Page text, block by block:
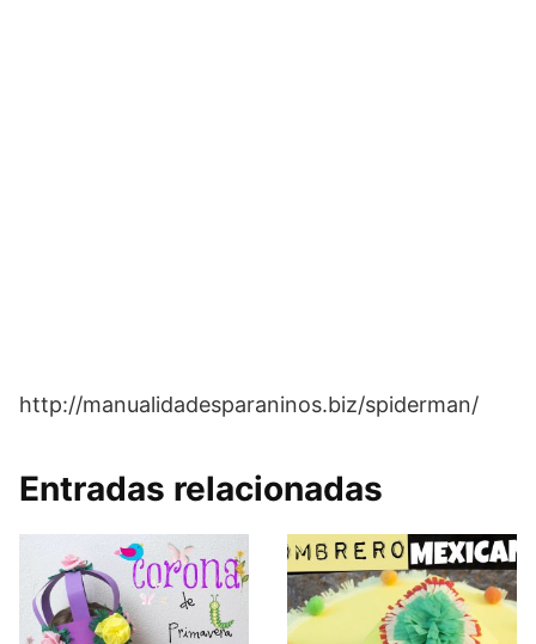
http://manualidadesparaninos.biz/spiderman/
Entradas relacionadas